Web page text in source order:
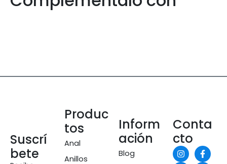
Suscrí
bete
Produc
tos
Anal
Anillos
Inform
ación
Blog
Conta
cto